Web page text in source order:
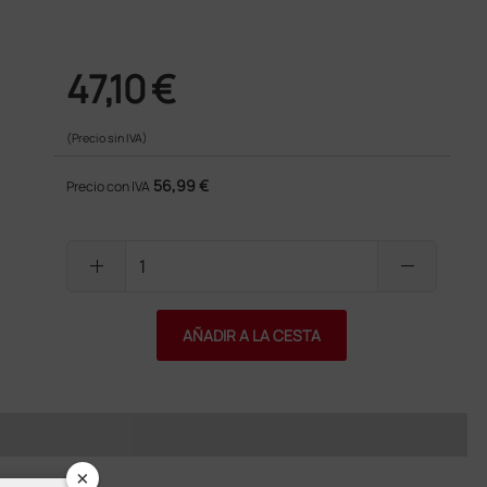
47,10 €
(Precio sin IVA)
Precio con IVA 56,99 €
add remove
AÑADIR A LA CESTA
×